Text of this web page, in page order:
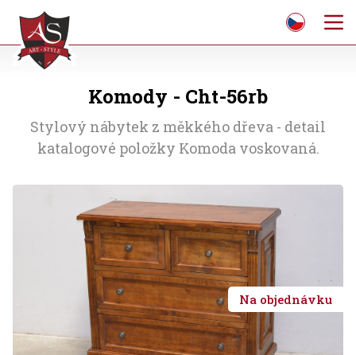
Komody - Cht-56rb
Stylový nábytek z měkkého dřeva - detail
katalogové položky Komoda voskovaná.
Na objednávku